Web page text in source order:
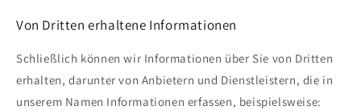
Von Dritten erhaltene Informationen
Schließlich können wir Informationen über Sie von Dritten
erhalten, darunter von Anbietern und Dienstleistern, die in
unserem Namen Informationen erfassen, beispielsweise: